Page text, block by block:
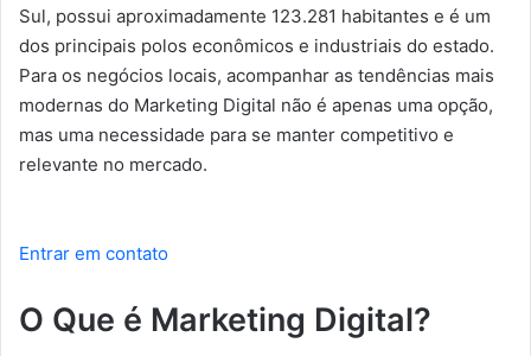
Sul, possui aproximadamente 123.281 habitantes e é um
dos principais polos econômicos e industriais do estado.
Para os negócios locais, acompanhar as tendências mais
modernas do Marketing Digital não é apenas uma opção,
mas uma necessidade para se manter competitivo e
relevante no mercado.
Entrar em contato
O Que é Marketing Digital?